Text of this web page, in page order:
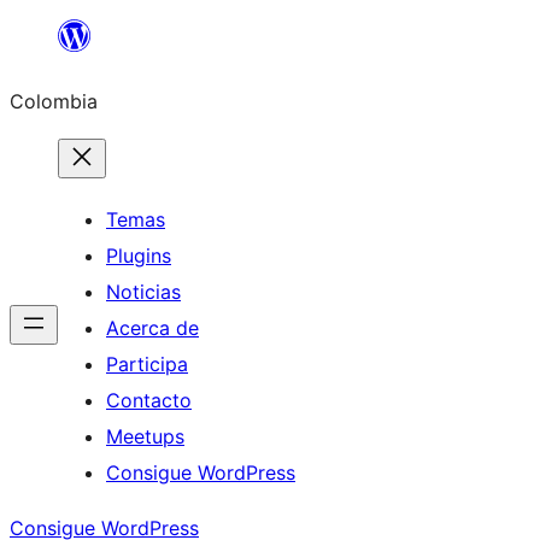
Saltar
contenido
Colombia
Temas
Plugins
Noticias
Acerca de
Participa
Contacto
Meetups
Consigue WordPress
Consigue WordPress